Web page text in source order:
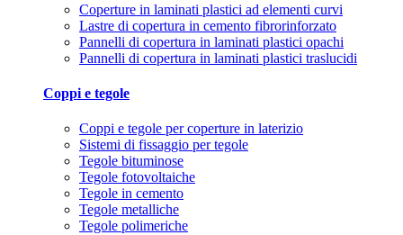
Coperture in laminati plastici ad elementi curvi
Lastre di copertura in cemento fibrorinforzato
Pannelli di copertura in laminati plastici opachi
Pannelli di copertura in laminati plastici traslucidi
Coppi e tegole
Coppi e tegole per coperture in laterizio
Sistemi di fissaggio per tegole
Tegole bituminose
Tegole fotovoltaiche
Tegole in cemento
Tegole metalliche
Tegole polimeriche